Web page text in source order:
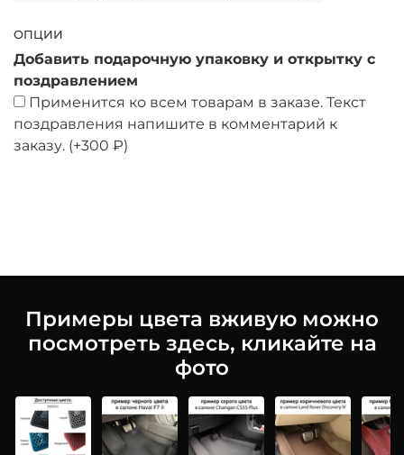
ОПЦИИ
Добавить подарочную упаковку и открытку с
поздравлением
Применится ко всем товарам в заказе. Текст
поздравления напишите в комментарий к
заказу. (+300 ₽)
Примеры цвета вживую можно
посмотреть здесь, кликайте на
фото